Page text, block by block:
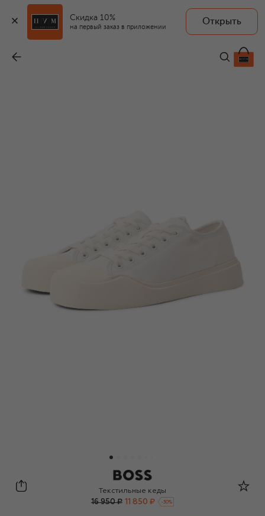
Скидка 10%
на первый заказ в приложении
Открыть
11 850 ₽
BOSS
Текстильные кеды
16 950 ₽ 11 850 ₽ -30%